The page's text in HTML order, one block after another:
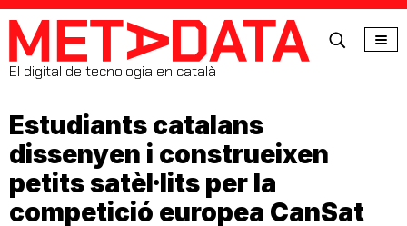
MetaData
El digital de tecnologia en català
Estudiants catalans
dissenyen i construeixen
petits satèl·lits per la
competició europea CanSat